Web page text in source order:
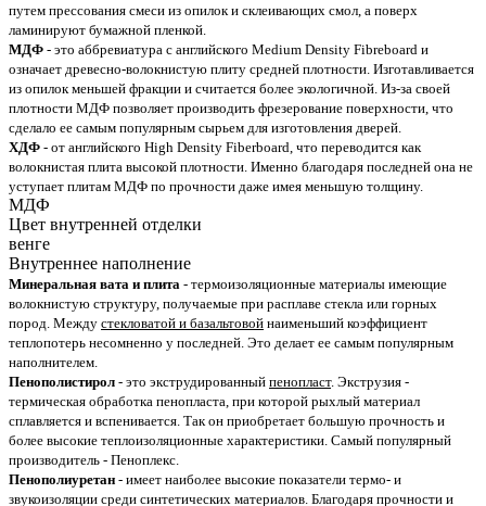
путем прессования смеси из опилок и склеивающих смол, а поверх
ламинируют бумажной пленкой.
МДФ - это аббревиатура с английского Medium Density Fibreboard и
означает древесно-волокнистую плиту средней плотности. Изготавливается
из опилок меньшей фракции и считается более экологичной. Из-за своей
плотности МДФ позволяет производить фрезерование поверхности, что
сделало ее самым популярным сырьем для изготовления дверей.
ХДФ - от английского High Density Fiberboard, что переводится как
волокнистая плита высокой плотности. Именно благодаря последней она не
уступает плитам МДФ по прочности даже имея меньшую толщину.
МДФ
Цвет внутренней отделки
венге
Внутреннее наполнение
Минеральная вата и плита - термоизоляционные материалы имеющие
волокнистую структуру, получаемые при расплаве стекла или горных
пород. Между стекловатой и базальтовой наименьший коэффициент
теплопотерь несомненно у последней. Это делает ее самым популярным
наполнителем.
Пенополистирол - это экструдированный пенопласт. Экструзия -
термическая обработка пенопласта, при которой рыхлый материал
сплавляется и вспенивается. Так он приобретает большую прочность и
более высокие теплоизоляционные характеристики. Самый популярный
производитель - Пеноплекс.
Пенополиуретан - имеет наиболее высокие показатели термо- и
звукоизоляции среди синтетических материалов. Благодаря прочности и